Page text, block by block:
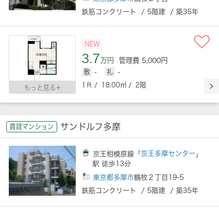
鉄筋コンクリート / 5階建 / 築35年
もっと見る
NEW
3.7万円 管理費 5,000円
敷 - 礼
-
1Ｒ / 18.00㎡ / 2階
賃貸マンション サンドルフ多摩
京王相模原線「京王多摩センター 」
駅 徒歩13分
東京都多摩市鶴牧２丁目19-5
鉄筋コンクリート / 5階建 / 築35年